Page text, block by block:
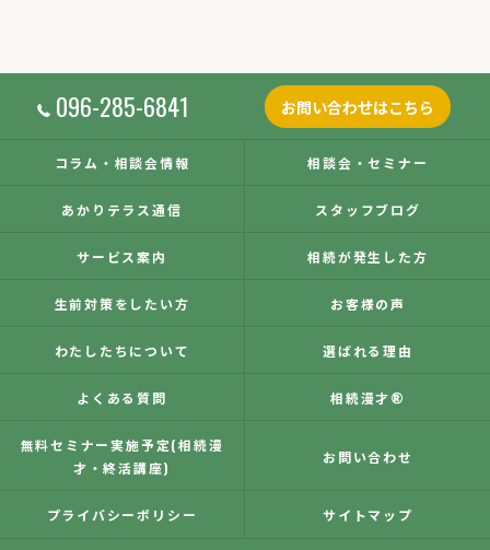
096-285-6841 お問い合わせはこちら
コラム・相談会情報 相談会・セミナー
あかりテラス通信 スタッフブログ
サービス案内 相続が発生した方
生前対策をしたい方 お客様の声
わたしたちについて 選ばれる理由
よくある質問 相続漫才®
無料セミナー実施予定(相続漫
才・終活講座)
お問い合わせ
プライバシーポリシー サイトマップ